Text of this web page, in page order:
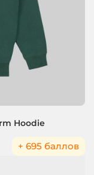
Hoodie
+ 695 баллов